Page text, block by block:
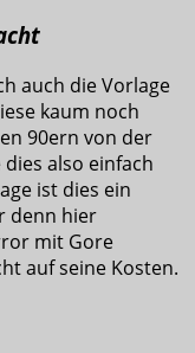
auch die Vorlage
kaum noch
90ern von der
also einfach
ist dies ein
denn hier
mit Gore
auf seine Kosten.